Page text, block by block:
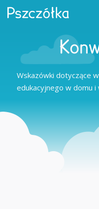
Wskazówki dotyczące
edukacyjnego w domu i